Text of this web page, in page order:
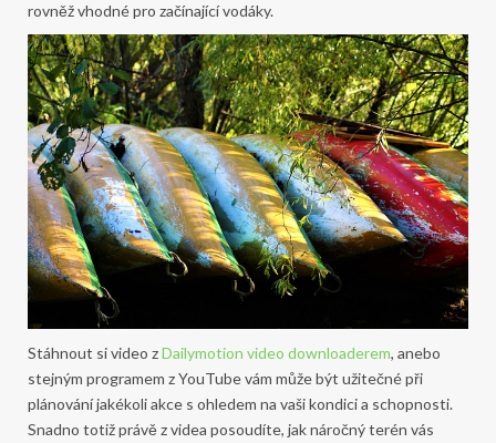
rovněž vhodné pro začínající vodáky.
Stáhnout si video zDailymotion video downloaderem, anebo
stejným programem z YouTube vám může být užitečné při
plánování jakékoli akce s ohledem na vaši kondici a schopnosti.
Snadno totiž právě z videa posoudíte, jak náročný terén vás